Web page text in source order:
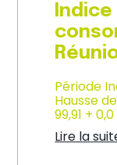
Indice
Période
Hausse
99,91 +
Lire la